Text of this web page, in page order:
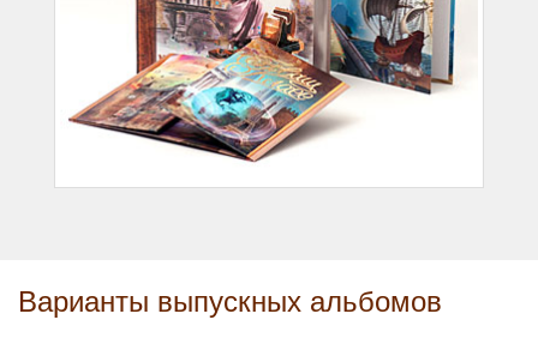
Варианты выпускных альбомов